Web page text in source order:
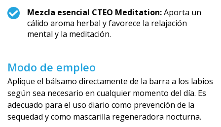
Mezcla esencial CTEO Meditation:Aporta un
cálido aroma herbal y favorece la relajación
mental y la meditación.
Modo de empleo
Aplique el bálsamo directamente de la barra a los labios
según sea necesario en cualquier momento del día. Es
adecuado para el uso diario como prevención de la
sequedad y como mascarilla regeneradora nocturna.